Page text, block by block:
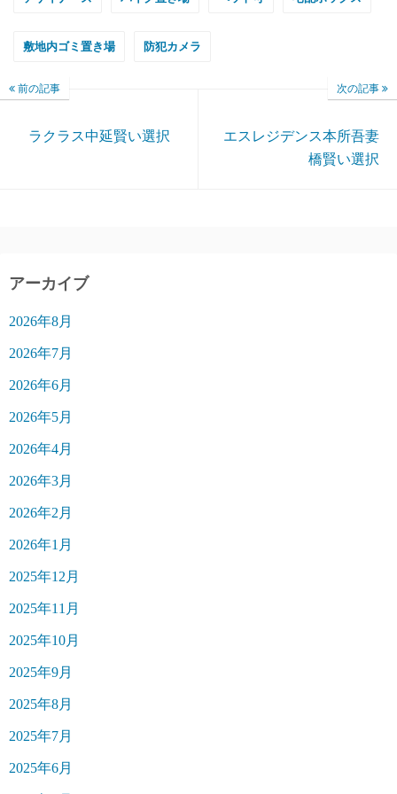
敷地内ゴミ置き場 防犯カメラ
前の記事
ラクラス中延賢い選択
次の記事
エスレジデンス本所吾妻
橋賢い選択
アーカイブ
2026年8月
2026年7月
2026年6月
2026年5月
2026年4月
2026年3月
2026年2月
2026年1月
2025年12月
2025年11月
2025年10月
2025年9月
2025年8月
2025年7月
2025年6月